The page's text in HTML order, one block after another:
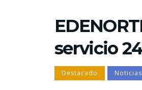
servicio
Destacado Noticias